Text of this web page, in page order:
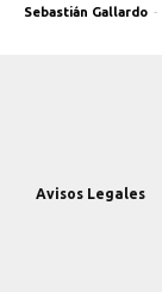
Sebastián Gallardo -
Avisos Legales